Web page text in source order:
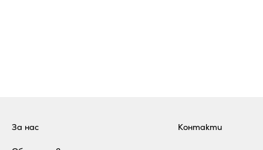
За нас Контакти